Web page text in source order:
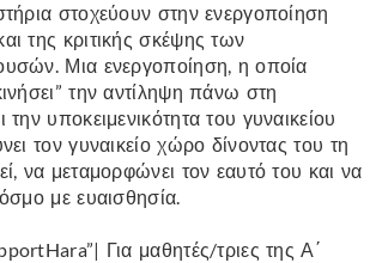
στοχεύουν στην ενεργοποίηση
της κριτικής σκέψης των
Μια ενεργοποίηση, η οποία
την αντίληψη πάνω στη
την υποκειμενικότητα του γυναικείου
τον γυναικείο χώρο δίνοντας του τη
να μεταμορφώνει τον εαυτό του και να
με ευαισθησία.
Για μαθητές/τριες της Α΄